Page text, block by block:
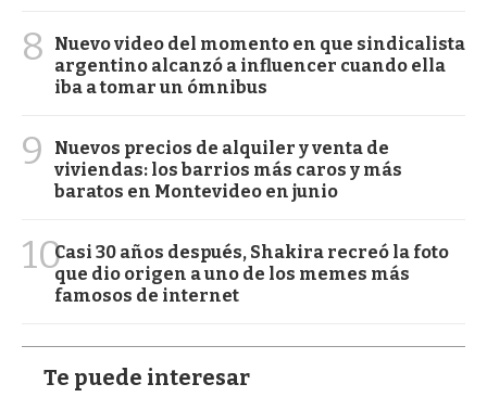
8
Nuevo video del momento en que sindicalista
argentino alcanzó a influencer cuando ella
iba a tomar un ómnibus
9
Nuevos precios de alquiler y venta de
viviendas: los barrios más caros y más
baratos en Montevideo en junio
10Casi 30 años después, Shakira recreó la foto
que dio origen a uno de los memes más
famosos de internet
Te puede interesar